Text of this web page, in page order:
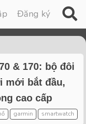
Đăng ký
& 170: bộ đôi
mới bắt đầu,
cao cấp
garmin smartwatch